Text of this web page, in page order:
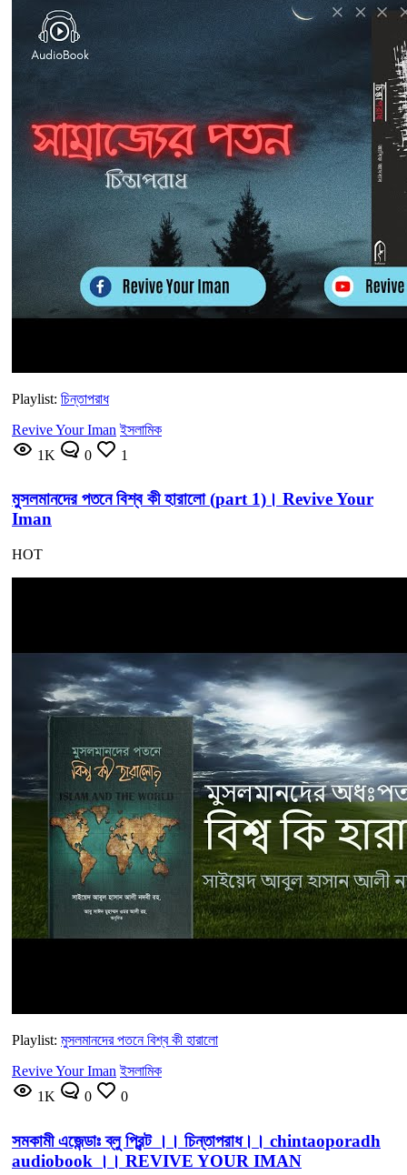
Playlist: চিন্তাপরাধ
Revive Your Iman ইসলামিক
1K
0 1
মুসলমানদের পতনে বিশ্ব কী হারালো (part 1)। Revive Your
Iman
HOT
Playlist: মুসলমানদের পতনে বিশ্ব কী হারালো
Revive Your Iman ইসলামিক
1K
0 0
সমকামী এজেন্ডাঃ ব্লু প্রিন্ট ।। চিন্তাপরাধ।। chintaoporadh
audiobook ।। REVIVE YOUR IMAN